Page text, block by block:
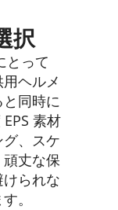
択
とって
ヘルメ
同時に
素材
、スケ
丈な保
られな
。